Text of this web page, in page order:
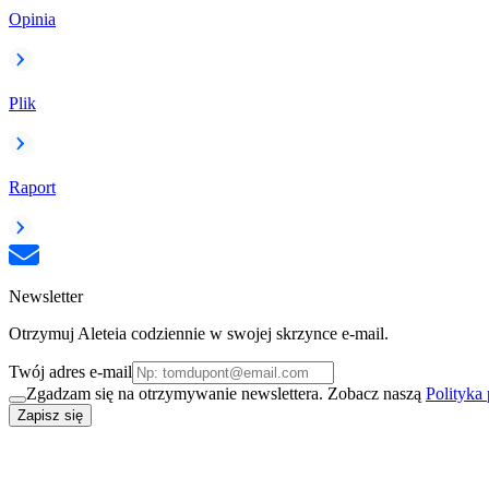
Opinia
Plik
Raport
Newsletter
Otrzymuj Aleteia codziennie w swojej skrzynce e-mail.
Twój adres e-mail
Zgadzam się na otrzymywanie newslettera. Zobacz naszą Polityka
Zapisz się